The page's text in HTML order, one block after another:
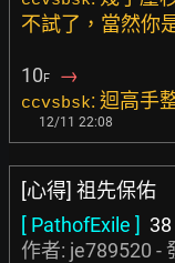
不試了，當然你
10F →
ccvsbsk: 迴高手
12/11 22:08
[心得] 祖先保佑
[ PathofExile ] 38
作者: je789520 -